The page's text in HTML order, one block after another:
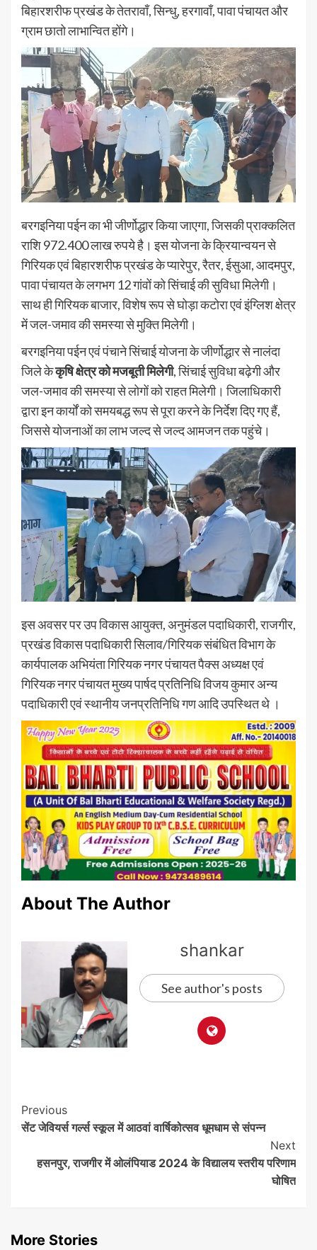
बिहारशरीफ प्रखंड के तेतरावाँ, सिन्धु, हरगावाँ, पावा पंचायत और
ग्राम छातो लाभान्वित होंगे।
बरगइनिया पईन का भी जीर्णोद्धार किया जाएगा, जिसकी प्राक्कलित
राशि 972.400 लाख रुपये है। इस योजना के क्रियान्वयन से
गिरियक एवं बिहारशरीफ प्रखंड के प्यारेपुर, रैतर, ईसुआ, आदमपुर,
पावा पंचायत के लगभग 12 गांवों को सिंचाई की सुविधा मिलेगी।
साथ ही गिरियक बाजार, विशेष रूप से घोड़ा कटोरा एवं इंग्लिश क्षेत्र
में जल-जमाव की समस्या से मुक्ति मिलेगी।
बरगइनिया पईन एवं पंचाने सिंचाई योजना के जीर्णोद्धार से नालंदा
जिले केकृषि क्षेत्र को मजबूती मिलेगी, सिंचाई सुविधा बढ़ेगी और
जल-जमाव की समस्या से लोगों को राहत मिलेगी। जिलाधिकारी
द्वारा इन कार्यों को समयबद्ध रूप से पूरा करने के निर्देश दिए गए हैं,
जिससे योजनाओं का लाभ जल्द से जल्द आमजन तक पहुंचे।
इस अवसर पर उप विकास आयुक्त, अनुमंडल पदाधिकारी, राजगीर,
प्रखंड विकास पदाधिकारी सिलाव/गिरियक संबंधित विभाग के
कार्यपालक अभियंता गिरियक नगर पंचायत पैक्स अध्यक्ष एवं
गिरियक नगर पंचायत मुख्य पार्षद प्रतिनिधि विजय कुमार अन्य
पदाधिकारी एवं स्थानीय जनप्रतिनिधि गण आदि उपस्थित थे ।
About The Author
shankar
See author's posts
Post
Navigation
Previous
सेंट जेवियर्स गर्ल्स स्कूल में आठवां वार्षिकोत्सव धूमधाम से संपन्न
Next
हसनपुर, राजगीर में ओलंपियाड 2024 के विद्यालय स्तरीय परिणाम
घोषित
More Stories